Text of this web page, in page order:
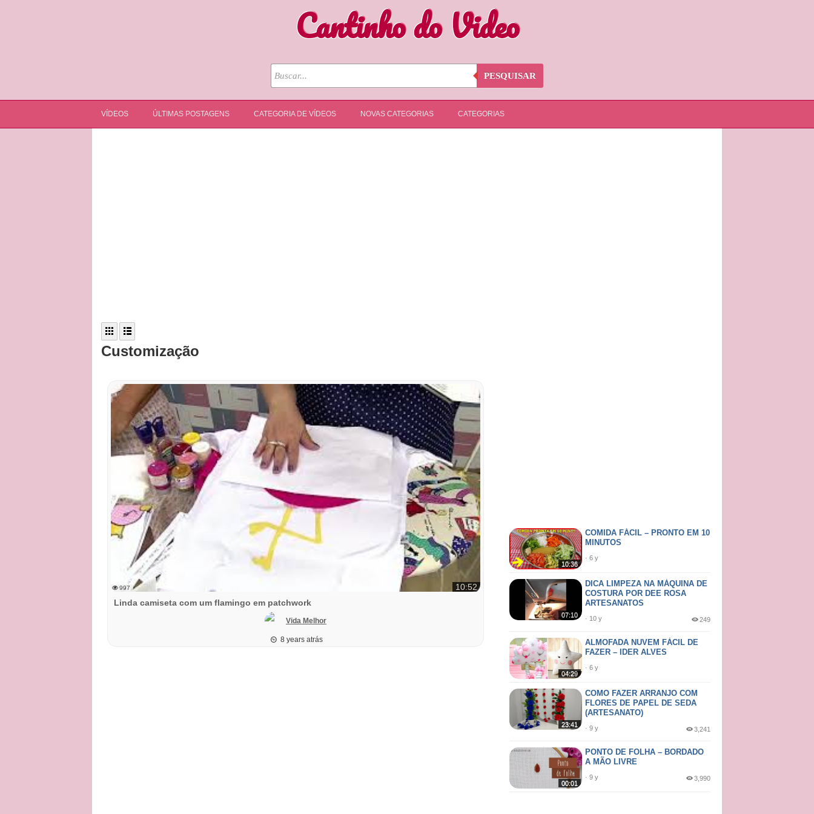
Cantinho do Video
PESQUISAR
VÍDEOS ÚLTIMAS POSTAGENS CATEGORIA DE VÍDEOS NOVAS CATEGORIAS CATEGORIAS
Customização
997
10:52
Linda camiseta com um flamingo em patchwork
Vida Melhor
8 years atrás
10:36
COMIDA FÁCIL – PRONTO EM 10
MINUTOS
· 6 y
07:10
DICA LIMPEZA NA MÁQUINA DE
COSTURA POR DEE ROSA
ARTESANATOS
· 10 y 249
04:29
ALMOFADA NUVEM FÁCIL DE
FAZER – IDER ALVES
· 6 y
23:41
COMO FAZER ARRANJO COM
FLORES DE PAPEL DE SEDA
(ARTESANATO)
· 9 y 3,241
00:01
PONTO DE FOLHA – BORDADO
A MÃO LIVRE
· 9 y 3,990